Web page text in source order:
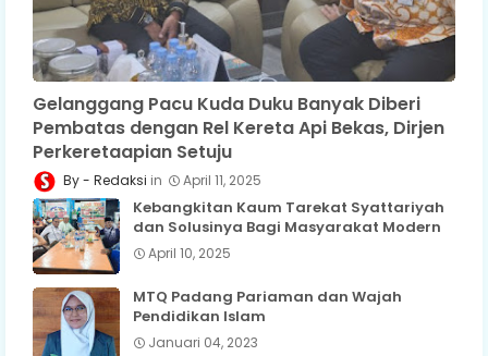
Gelanggang Pacu Kuda Duku Banyak Diberi
Pembatas dengan Rel Kereta Api Bekas, Dirjen
Perkeretaapian Setuju
Redaksi April 11, 2025
Kebangkitan Kaum Tarekat Syattariyah
dan Solusinya Bagi Masyarakat Modern
April 10, 2025
MTQ Padang Pariaman dan Wajah
Pendidikan Islam
Januari 04, 2023